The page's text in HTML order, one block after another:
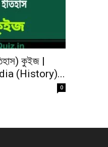
কুইজ |
(History)...
0